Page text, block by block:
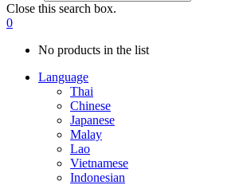
Close this search box.
0
No products in the list
Language
Thai
Chinese
Japanese
Malay
Lao
Vietnamese
Indonesian